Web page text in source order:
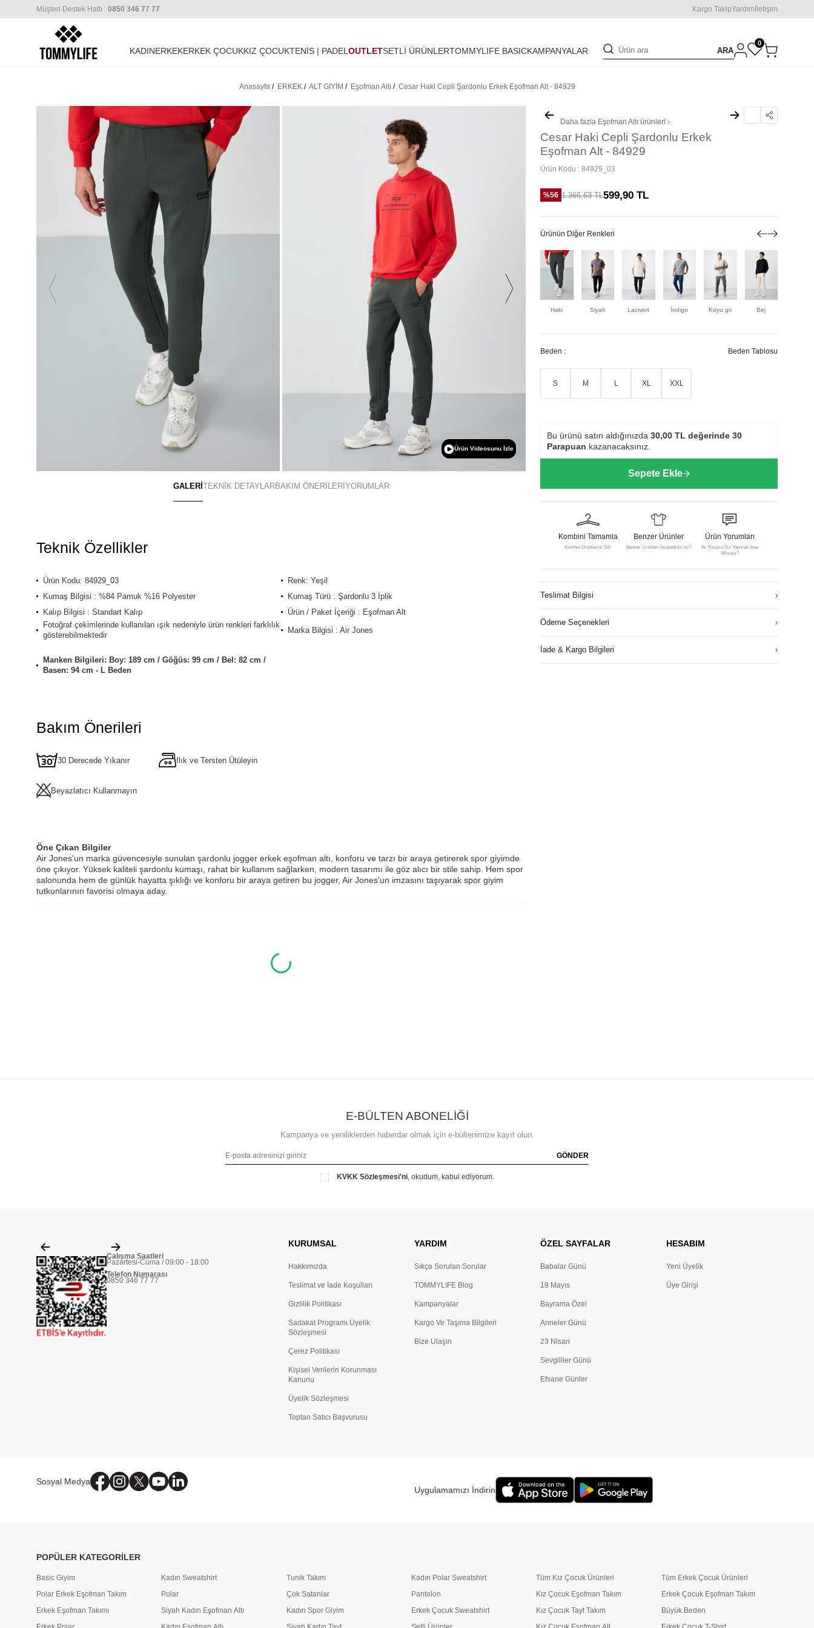
Müşteri Destek Hattı : 0850 346 77 77 Kargo TakipYardım İletişim
KADINERKEKERKEK ÇOCUKKIZ ÇOCUKTENİS | PADELOUTLETSETLİ ÜRÜNLERTOMMYLIFE BASICKAMPANYALAR ARA
0
Anasayfa/ ERKEK/ ALT GİYİM / Eşofman Altı/ Cesar Haki Cepli Şardonlu Erkek Eşofman Alt - 84929
Ürün Videosunu İzle
GALERİ TEKNİK DETAYLARBAKIM ÖNERİLERİ YORUMLAR
Teknik Özellikler
Ürün Kodu: 84929_03
Renk: Yeşil
Kumaş Bilgisi : %84 Pamuk %16 Polyester
Kumaş Türü : Şardonlu 3 İplik
Kalıp Bilgisi : Standart Kalıp
Ürün / Paket İçeriği : Eşofman Alt
Fotoğraf çekimlerinde kullanılan ışık nedeniyle ürün renkleri farklılık
gösterebilmektedir
Marka Bilgisi : Air Jones
Manken Bilgileri: Boy: 189 cm / Göğüs: 99 cm / Bel: 82 cm /
Basen: 94 cm - L Beden
Bakım Önerileri
30 Derecede Yıkanır Ilık ve Tersten Ütüleyin
Beyazlatıcı Kullanmayın
Öne Çıkan Bilgiler
Air Jones'un marka güvencesiyle sunulan şardonlu jogger erkek eşofman altı, konforu ve tarzı bir araya getirerek spor giyimde
öne çıkıyor. Yüksek kaliteli şardonlu kumaşı, rahat bir kullanım sağlarken, modern tasarımı ile göz alıcı bir stile sahip. Hem spor
salonunda hem de günlük hayatta şıklığı ve konforu bir araya getiren bu jogger, Air Jones'un imzasını taşıyarak spor giyim
tutkunlarının favorisi olmaya aday.
Daha fazla Eşofman Altı ürünleri
Cesar Haki Cepli Şardonlu Erkek
Eşofman Alt - 84929
Ürün Kodu : 84929_03
%56 1.366,63TL599,90 TL
Ürünün Diğer Renkleri
Haki Siyah Lacivert İndigo Koyu gri Bej
Beden : Beden Tablosu
S M L XL XXL
Bu ürünü satın aldığınızda 30,00 TL değerinde 30
Parapuan kazanacaksınız.
Sepete Ekle
Kombini Tamamla
Kombin Ürünlerini Gör
Benzer Ürünler
Benzer Ürünleri İncelediniz mi?
Ürün Yorumları
İlk Yorumu Siz Yapmak İster
Misiniz?
Teslimat Bilgisi
Ödeme Seçenekleri
İade & Kargo Bilgileri
E-BÜLTEN ABONELİĞİ
Kampanya ve yeniliklerden haberdar olmak için e-bültenimize kayıt olun.
GÖNDER
KVKK Sözleşmesi'ni, okudum, kabul ediyorum.
Çalışma Saatleri
Pazartesi-Cuma / 09:00 - 18:00
Telefon Numarası
0850 346 77 77
KURUMSAL
Hakkımızda
Teslimat ve İade Koşulları
Gizlilik Politikası
Sadakat Programı Üyelik
Sözleşmesi
Çerez Politikası
Kişisel Verilerin Korunması
Kanunu
Üyelik Sözleşmesi
Toptan Satıcı Başvurusu
YARDIM
Sıkça Sorulan Sorular
TOMMYLIFE Blog
Kampanyalar
Kargo Ve Taşıma Bilgileri
Bize Ulaşın
ÖZEL SAYFALAR
Babalar Günü
19 Mayıs
Bayrama Özel
Anneler Günü
23 Nisan
Sevgililer Günü
Efsane Günler
HESABIM
Yeni Üyelik
Üye Girişi
Sosyal Medya
Uygulamamızı İndirin
POPÜLER KATEGORİLER
Basic Giyim
Polar Erkek Eşofman Takım
Erkek Eşofman Takımı
Kadın Sweatshirt
Polar
Siyah Kadın Eşofman Altı
Tunik Takım
Çok Satanlar
Kadın Spor Giyim
Kadın Polar Sweatshirt
Pantolon
Erkek Çocuk Sweatshirt
Tüm Kız Çocuk Ürünleri
Kız Çocuk Eşofman Takım
Kız Çocuk Tayt Takım
Tüm Erkek Çocuk Ürünleri
Erkek Çocuk Eşofman Takım
Büyük Beden